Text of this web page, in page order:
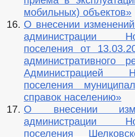
мобильных) объектов»
О внесении
администрации
поселения от
административного
Администрацией
поселения
справок населению»
О внесении
администрации
поселения